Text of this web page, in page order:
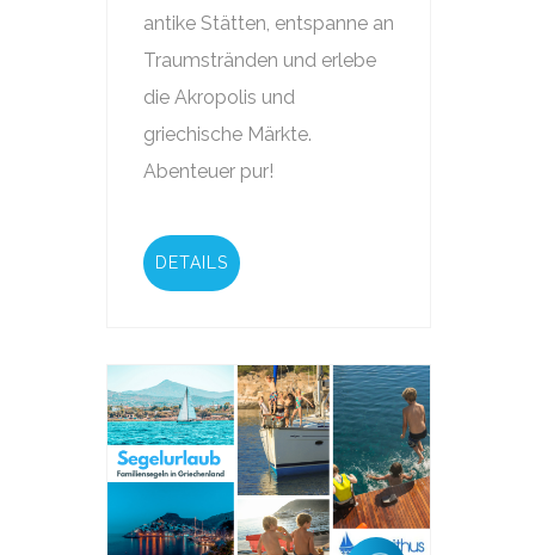
antike Stätten, entspanne an
Traumstränden und erlebe
die Akropolis und
griechische Märkte.
Abenteuer pur!
DETAILS